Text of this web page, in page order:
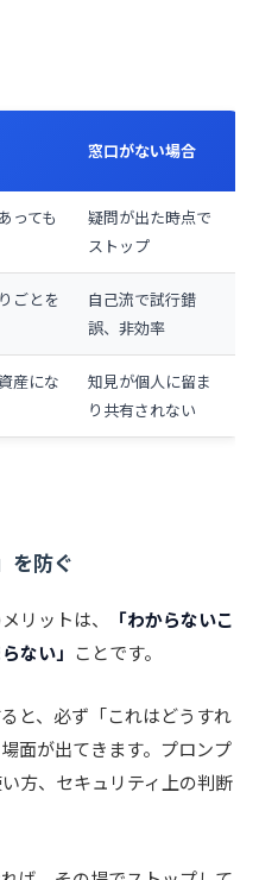
窓口がない場合
っても
疑問が出た時点で
ストップ
ごとを
自己流で試行錯
誤、非効率
産にな
知見が個人に留ま
り共有されない
を防ぐ
リットは、
「わからないこ
ない」 ことです。
と、必ず「これはどうすれ
面が出てきます。プロンプ
方、セキュリティ上の判断